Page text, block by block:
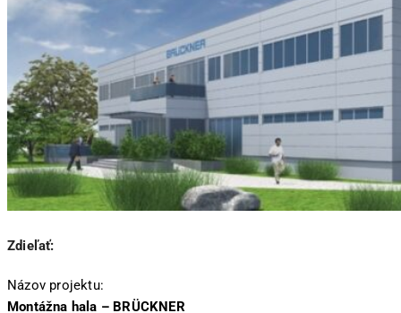
Zdieľať:
Názov projektu:
Montážna hala – BRÜCKNER